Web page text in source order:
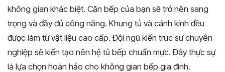
không gian khác biệt. Căn bếp của bạn sẽ trở nên sang
trọng và đầy đủ công năng. Khung tủ và cánh kính đều
được làm từ vật liệu cao cấp. Đội ngũ kiến trúc sư chuyên
nghiệp sẽ kiến tạo nên hệ tủ bếp chuẩn mực. Đây thực sự
là lựa chọn hoàn hảo cho không gian bếp gia đình.